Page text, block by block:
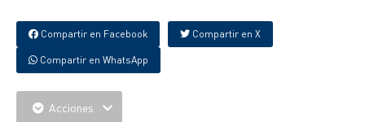
Compartir en Facebook Compartir en X
Compartir en WhatsApp
Acciones